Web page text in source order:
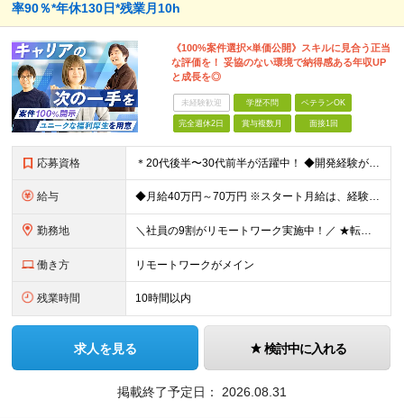
率90％*年休130日*残業月10h
《100%案件選択×単価公開》スキルに見合う正当
な評価を！ 妥協のない環境で納得感ある年収UP
と成長を◎
未経験歓迎 学歴不問 ベテランOK
完全週休2日 賞与複数月 面接1回
応募資格 ＊20代後半〜30代前半が活躍中！ ◆開発経験が3年以上ある方（Web・オープン系システム等） ◆学歴不問 ★Java(Spring、Spring Boot)、Python(Django)、 Re
給与 ◆月給40万円～70万円 ※スタート月給は、経験・能力・前職の給与等を考慮の上で決定いたします。 ※上記金額には残業の有無に関わらず、 月30時間分の固定残業代（7万6,000円～13万3,000円
勤務地 ＼社員の9割がリモートワーク実施中！／ ★転勤ナシ！ ★UIターン歓迎！ 関東、関西、東海、九州・中国エリアの各プロジェクト先から希望を優先して決定。 ※リモート案件も多数あり！ ◆関東エリア
働き方 リモートワークがメイン
残業時間 10時間以内
求人を見る 検討中に入れる
掲載終了予定日： 2026.08.31